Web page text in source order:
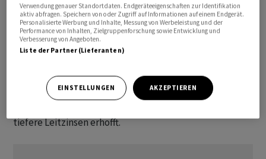
Ohne grosse Überraschungen ging auch die
Amtseinführung des neuen Fed-Chefs und Trump-
Vertrauten Kevin Warsh über die Bühne. In seiner
Führung. Auch Trump hob hervor, dass er sich wünsche,
dass Warsh «unabhängig» handelt. Indirekt liess er aber
tiefere Leitzinsen erhofft.
Verwendung genauer Standortdaten. Endgeräteeigenschaften zur Identifikation
aktiv abfragen. Speichern von oder Zugriff auf Informationen auf einem Endgerät.
Personalisierte Werbung und Inhalte, Messung von Werbeleistung und der
Performance von Inhalten, Zielgruppenforschung sowie Entwicklung und
Verbesserung von Angeboten.
Liste der Partner (Lieferanten)
EINSTELLUNGEN AKZEPTIEREN